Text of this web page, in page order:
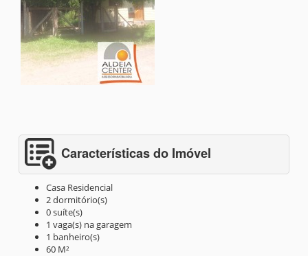
Características do Imóvel
Casa Residencial
2 dormitório(s)
0 suíte(s)
1 vaga(s) na garagem
1 banheiro(s)
60 M²